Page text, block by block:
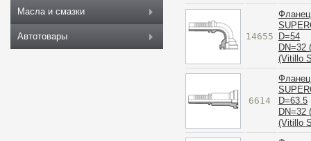
14655
Фланец
D=54
DN=32
(Vitillo
6614
Фланец
D=63.5
DN=32
(Vitillo
Масла и смазки
Автотовары